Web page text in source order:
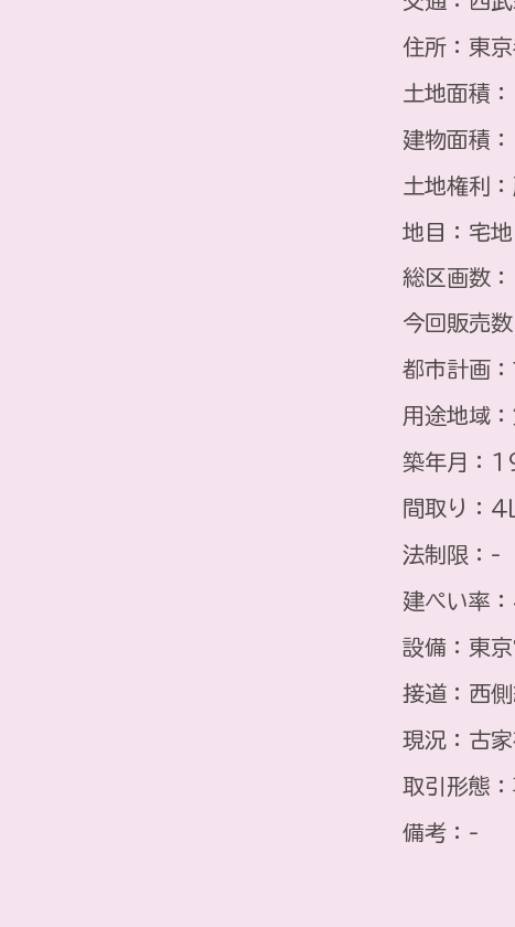
住所：東
土地面積
建物面積
土地権利
地目：宅地
総区画数
今回販売
都市計画
用途地域
築年月：
間取り：
法制限：-
建ぺい率
設備：東
接道：西
現況：古
取引形態
​備考：-